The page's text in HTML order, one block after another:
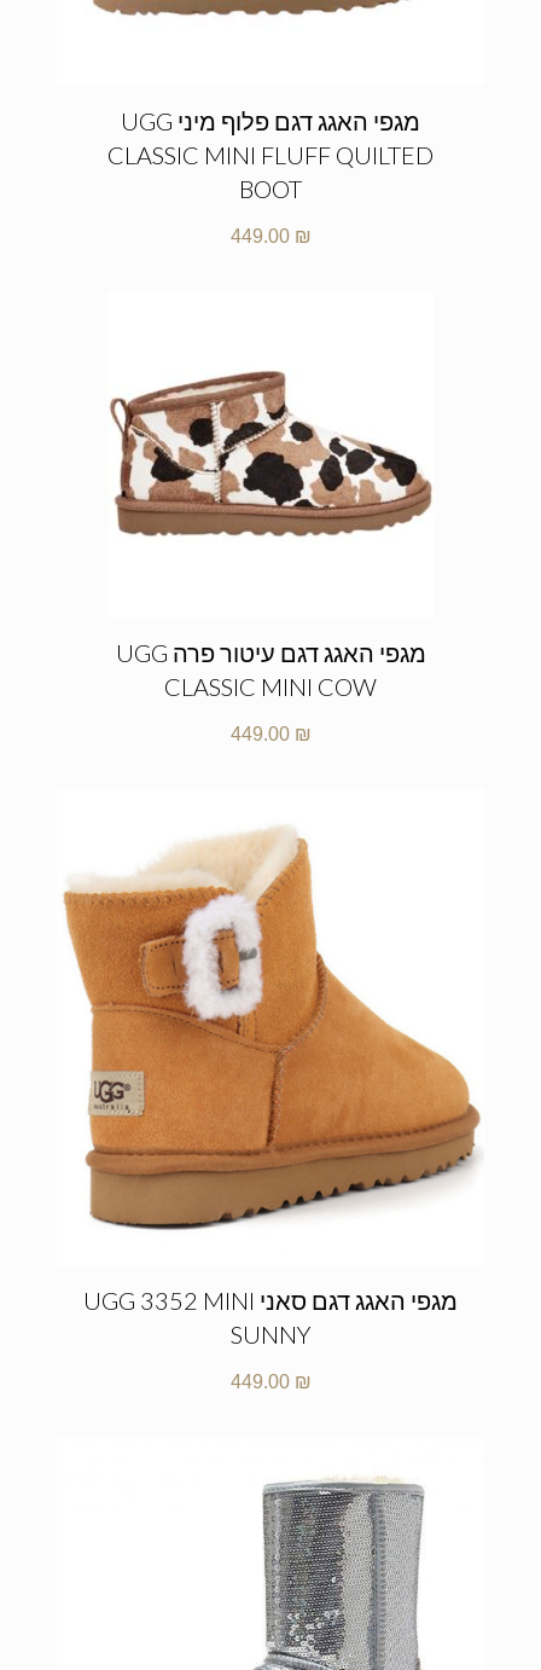
מגפי האגג דגם פלוף מיני UGG
CLASSIC MINI FLUFF QUILTED
BOOT
449.00 ₪
מגפי האגג דגם עיטור פרה UGG
CLASSIC MINI COW
449.00 ₪
מגפי האגג דגם סאני UGG 3352 MINI
SUNNY
449.00 ₪